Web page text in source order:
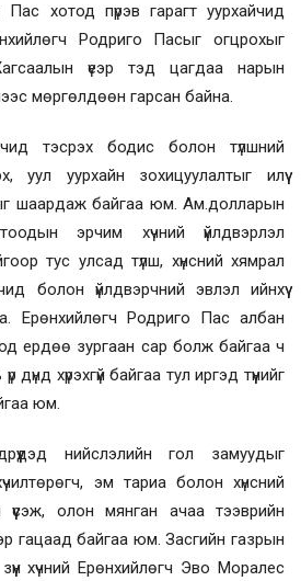
хотод пүрэв гарагт уурхайчид
Родриго Пасыг огцрохыг
үеэр тэд цагдаа нарын
мөргөлдөөн гарсан байна.
тэсрэх бодис болон түлшний
уул уурхайн зохицуулалтыг илүү
шаардаж байгаа юм. Ам.долларын
эрчим хүчний үйлдвэрлэл
тус улсад түлш, хүнсний хямрал
болон үйлдвэрчний эвлэл ийнхүү
Ерөнхийлөгч Родриго Пас албан
ердөө зургаан сар болж байгаа ч
дүнд хүрэхгүй байгаа тул иргэд түүнийг
юм.
нийслэлийн гол замуудыг
эм тариа болон хүнсний
үүсэж, олон мянган ачаа тээврийн
гацаад байгаа юм. Засгийн газрын
зүүн хүчний Ерөнхийлөгч Эво Моралес